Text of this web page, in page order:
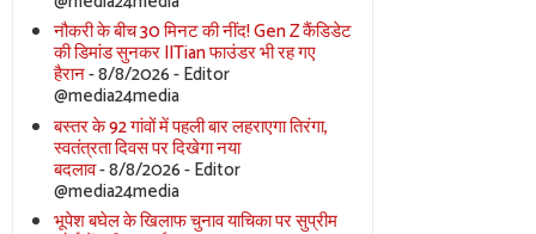
नौकरी के बीच 30 मिनट की नींद! Gen Z कैंडिडेट
की डिमांड सुनकर IITian फाउंडर भी रह गए
हैरान- 8/8/2026- Editor
@media24media
बस्तर के 92 गांवों में पहली बार लहराएगा तिरंगा,
स्वतंत्रता दिवस पर दिखेगा नया
बदलाव- 8/8/2026- Editor
@media24media
भूपेश बघेल के खिलाफ चुनाव याचिका पर सुप्रीम